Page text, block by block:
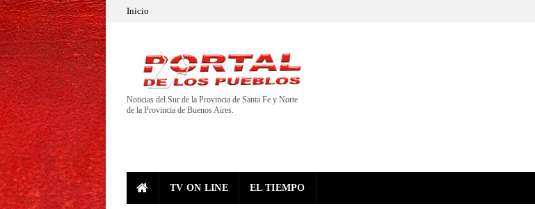
Inicio
Noticias del Sur de la Provincia de Santa Fe y Norte
de la Provincia de Buenos Aires.
TV ON LINE EL TIEMPO